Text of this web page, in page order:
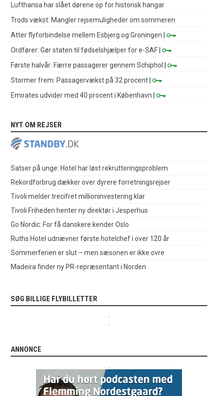
Lufthansa har slået dørene op for historisk hangar
Trods vækst: Mangler rejsemuligheder om sommeren
Atter flyforbindelse mellem Esbjerg og Groningen |
Ordfører: Gør staten til fødselshjælper for e-SAF |
Første halvår: Færre passagerer gennem Schiphol
|
Stormer frem: Passagervækst på 32 procent |
Emirates udvider med 40 procent i København |
NYT OM REJSER
Satser på unge: Hotel har løst rekrutteringsproblem
Rekordforbrug dækker over dyrere forretningsrejser
Tivoli melder trecifret millioninvestering klar
Tivoli Friheden henter ny direktør i Jesperhus
Go Nordic: For få danskere kender Oslo
Ruths Hotel udnævner første hotelchef i over 120 år
Sommerferien er slut – men sæsonen er ikke ovre
Madeira finder ny PR-repræsentant i Norden
SØG BILLIGE FLYBILLETTER
ANNONCE